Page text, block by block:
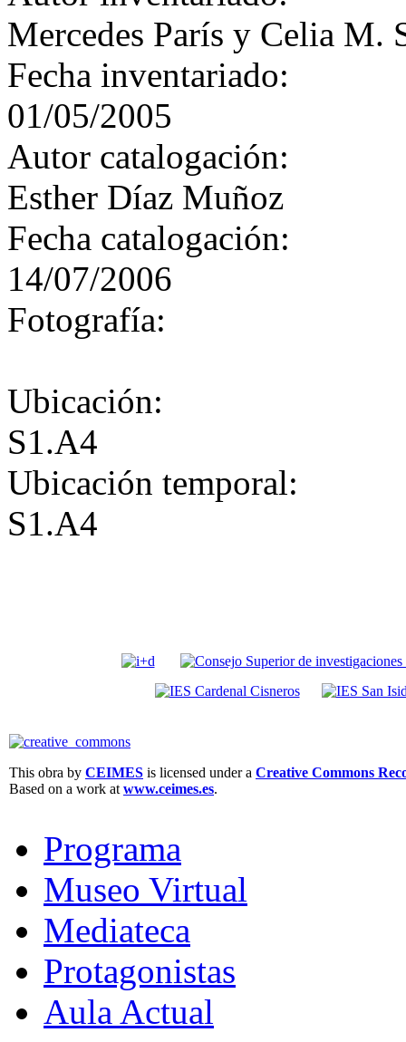
Mercedes París y Celia M.
Fecha inventariado:
01/05/2005
Autor catalogación:
Esther Díaz Muñoz
Fecha catalogación:
14/07/2006
Fotografía:
Ubicación:
S1.A4
Ubicación temporal:
S1.A4
This obra by CEIMES is licensed under a Creative Commons
Based on a work at www.ceimes.es.
Programa
Museo Virtual
Mediateca
Protagonistas
Aula Actual